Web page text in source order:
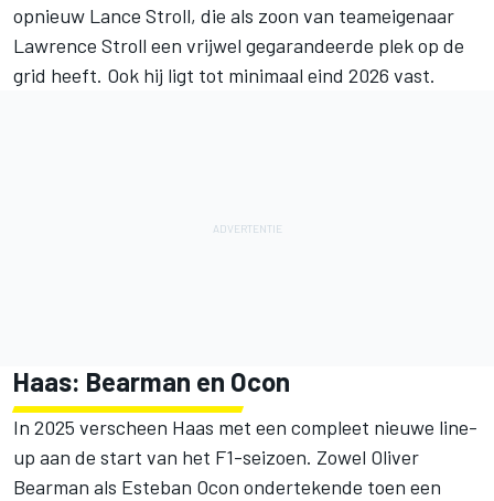
opnieuw Lance Stroll, die als zoon van teameigenaar
Lawrence Stroll een vrijwel gegarandeerde plek op de
grid heeft. Ook hij ligt tot minimaal eind 2026 vast.
Haas: Bearman en Ocon
In 2025 verscheen Haas met een compleet nieuwe line-
up aan de start van het F1-seizoen. Zowel Oliver
Bearman als Esteban Ocon ondertekende toen een